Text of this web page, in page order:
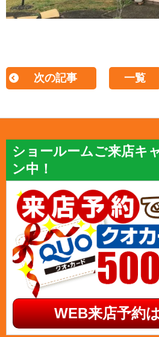
次の記事 一覧
ショールームご来店キ
ン中！
WEB来店予約